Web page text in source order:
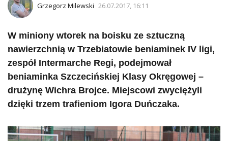
Grzegorz Milewski 26.07.2017, 16:11
W miniony wtorek na boisku ze sztuczną
nawierzchnią w Trzebiatowie beniaminek IV ligi,
zespół Intermarche Regi, podejmował
beniaminka Szczecińskiej Klasy Okręgowej –
drużynę Wichra Brojce. Miejscowi zwyciężyli
dzięki trzem trafieniom Igora Duńczaka.